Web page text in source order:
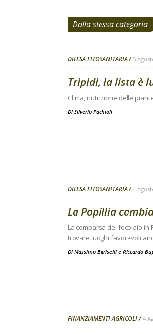
Dalla stessa categoria
DIFESA FITOSANITARIA 5
Tripidi, la lista è
Clima, nutrizione delle
Di Silverio Pachioli
DIFESA FITOSANITARIA 4
La Popillia
La comparsa del focolaio in
trovare luoghi favorevoli
Di Massimo Bariselli e Riccardo
FINANZIAMENTI AGRICOLI 4